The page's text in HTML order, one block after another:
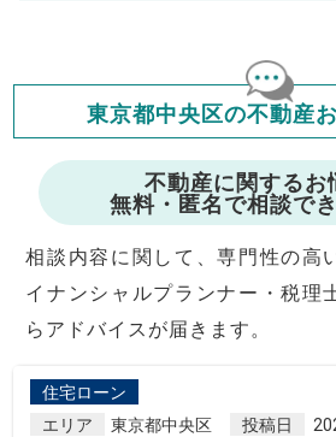
ますが、お借り入れの際に各金融機関に
会員マイページ
修繕費・管理費の計算
東京都中央区の不動産
不動産に関するお
無料・匿名で相談で
相談内容に関して、専門性の高
イナンシャルプランナー・税理
らアドバイスが届きます。
住宅ローン
エリア
東京都中央区 投稿日